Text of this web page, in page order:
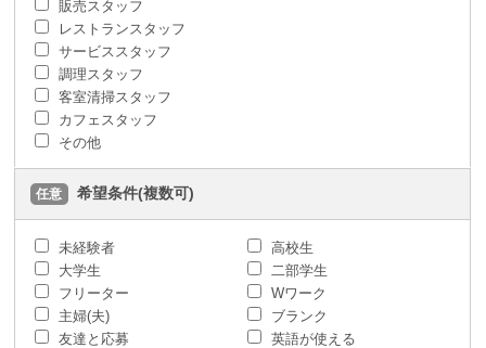
販売スタッフ
レストランスタッフ
サービススタッフ
調理スタッフ
客室清掃スタッフ
カフェスタッフ
その他
任意 希望条件(複数可)
未経験者
高校生
大学生
二部学生
フリーター
Wワーク
主婦(夫)
ブランク
友達と応募
英語が使える